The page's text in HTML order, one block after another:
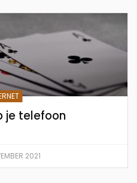
je telefoon
2021